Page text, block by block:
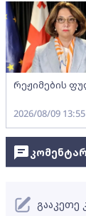
რეჟიმების
2026/08/09 13:55
გააკეთე